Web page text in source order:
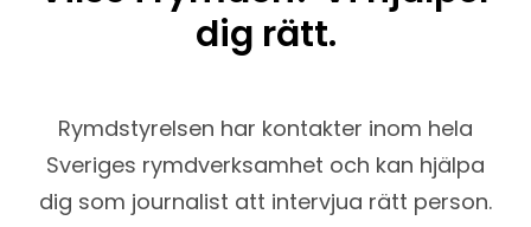
dig rätt.
Rymdstyrelsen har kontakter inom hela
Sveriges rymdverksamhet och kan hjälpa
dig som journalist att intervjua rätt person.